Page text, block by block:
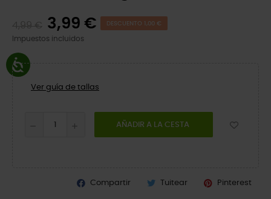
3,99 € DESCUENTO 1,00 €
Impuestos incluidos
Ver guía de tallas
AÑADIR A LA CESTA
Compartir Tuitear Pinterest